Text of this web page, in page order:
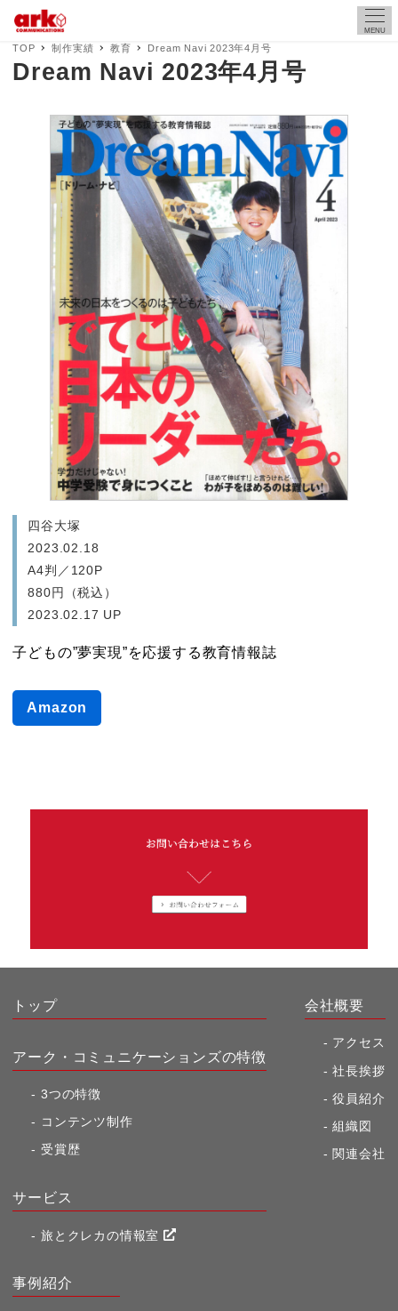
MENU
TOP 制作実績 教育 Dream Navi 2023年4月号
Dream Navi 2023年4月号
四谷大塚
2023.02.18
A4判／120P
880円（税込）
2023.02.17 UP
子どもの”夢実現”を応援する教育情報誌
Amazon
トップ
アーク・コミュニケーションズの特徴
3つの特徴
コンテンツ制作
受賞歴
サービス
旅とクレカの情報室
会社概要
アクセス
社長挨拶
役員紹介
組織図
関連会社
事例紹介